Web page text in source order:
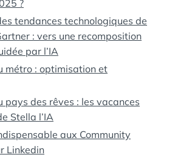
?
tendances technologiques de
: vers une recomposition
par l’IA
métro : optimisation et
pays des rêves : les vacances
Stella l’IA
aux Community
Linkedin